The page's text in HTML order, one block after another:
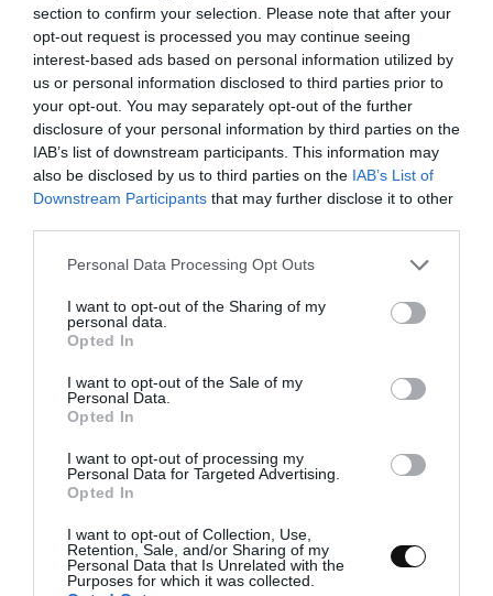
section to confirm your selection. Please note that after your
opt-out request is processed you may continue seeing
interest-based ads based on personal information utilized by
us or personal information disclosed to third parties prior to
your opt-out. You may separately opt-out of the further
disclosure of your personal information by third parties on the
IAB’s list of downstream participants. This information may
also be disclosed by us to third parties on the IAB’s List of
Downstream Participants that may further disclose it to other
Please note that this website/app uses one or more Google
not limited to your visit or usage behaviour. You may click to
grant or deny consent to Google and its third-party tags to
use your data for below specified purposes in below Google
consent section.
Personal Data Processing Opt Outs
I want to opt-out of the Sharing of my
personal data.
Opted In
I want to opt-out of the Sale of my
Personal Data.
Opted In
I want to opt-out of processing my
Personal Data for Targeted Advertising.
Opted In
I want to opt-out of Collection, Use,
Retention, Sale, and/or Sharing of my
Personal Data that Is Unrelated with the
Purposes for which it was collected.